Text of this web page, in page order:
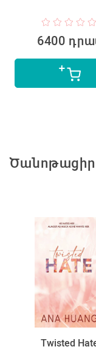
6400
Ծանոթացիր
Twisted